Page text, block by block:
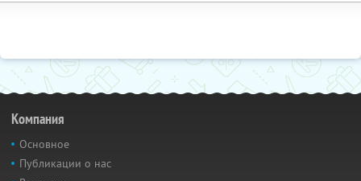
Компания
Основное
Публикации о нас